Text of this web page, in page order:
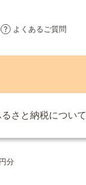
よくあるご質問
るさと納税について
分